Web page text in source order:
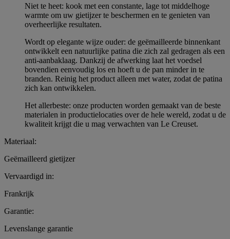
Niet te heet: kook met een constante, lage tot middelhoge
warmte om uw gietijzer te beschermen en te genieten van
overheerlijke resultaten.
Wordt op elegante wijze ouder: de geëmailleerde binnenkant
ontwikkelt een natuurlijke patina die zich zal gedragen als een
anti-aanbaklaag. Dankzij de afwerking laat het voedsel
bovendien eenvoudig los en hoeft u de pan minder in te
branden. Reinig het product alleen met water, zodat de patina
zich kan ontwikkelen.
Het allerbeste: onze producten worden gemaakt van de beste
materialen in productielocaties over de hele wereld, zodat u de
kwaliteit krijgt die u mag verwachten van Le Creuset.
Materiaal:
Geëmailleerd gietijzer
Vervaardigd in:
Frankrijk
Garantie:
Levenslange garantie